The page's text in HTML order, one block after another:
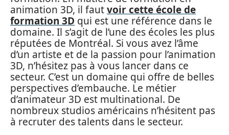
animation 3D, il fautvoir cette école de
formation 3D qui est une référence dans le
domaine. Il s’agit de l’une des écoles les plus
réputées de Montréal. Si vous avez l’âme
d’un artiste et de la passion pour l’animation
3D, n’hésitez pas à vous lancer dans ce
secteur. C’est un domaine qui offre de belles
perspectives d’embauche. Le métier
d’animateur 3D est multinational. De
nombreux studios américains n’hésitent pas
à recruter des talents dans le secteur.